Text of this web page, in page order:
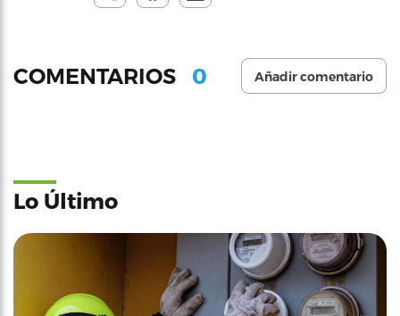
COMENTARIOS 0 Añadir comentario
Lo Último